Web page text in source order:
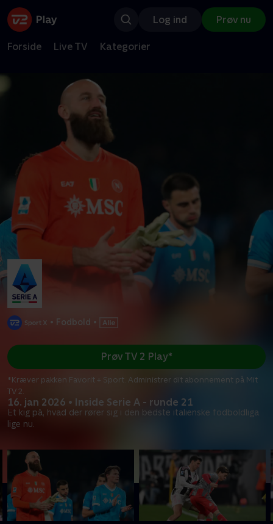
Log ind Prøv nu
Forside Live TV Kategorier
• Fodbold •
16. jan 2026 • Inside Serie A - runde 21
Et kig på, hvad der rører sig i den bedste italienske fodboldliga
lige nu.
Prøv TV 2 Play*
*Kræver pakken Favorit + Sport. Administrer dit abonnement på Mit
TV 2.